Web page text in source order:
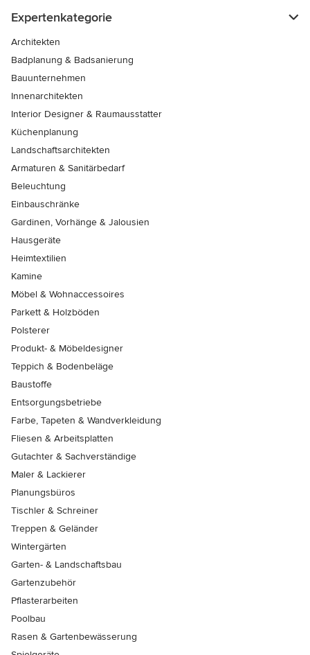
Expertenkategorie
Architekten
Badplanung & Badsanierung
Bauunternehmen
Innenarchitekten
Interior Designer & Raumausstatter
Küchenplanung
Landschaftsarchitekten
Armaturen & Sanitärbedarf
Beleuchtung
Einbauschränke
Gardinen, Vorhänge & Jalousien
Hausgeräte
Heimtextilien
Kamine
Möbel & Wohnaccessoires
Parkett & Holzböden
Polsterer
Produkt- & Möbeldesigner
Teppich & Bodenbeläge
Baustoffe
Entsorgungsbetriebe
Farbe, Tapeten & Wandverkleidung
Fliesen & Arbeitsplatten
Gutachter & Sachverständige
Maler & Lackierer
Planungsbüros
Tischler & Schreiner
Treppen & Geländer
Wintergärten
Garten- & Landschaftsbau
Gartenzubehör
Pflasterarbeiten
Poolbau
Rasen & Gartenbewässerung